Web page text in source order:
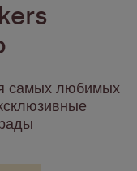
самых любимых